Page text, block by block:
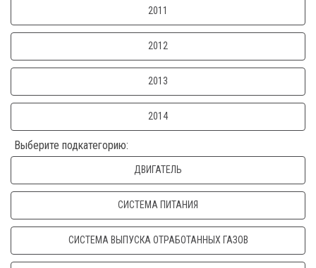
2011
2012
2013
2014
Выберите подкатегорию:
ДВИГАТЕЛЬ
СИСТЕМА ПИТАНИЯ
СИСТЕМА ВЫПУСКА ОТРАБОТАННЫХ ГАЗОВ